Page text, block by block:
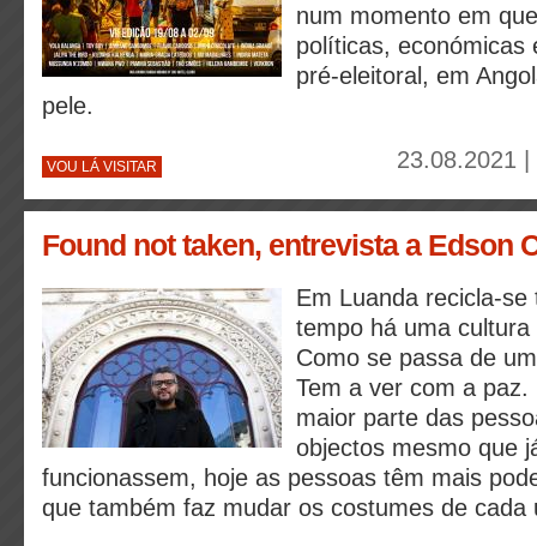
num momento em
políticas, económicas
pré-eleitoral, em
pele.
VOU LÁ VISITAR 23.08.2021
Found not taken, entrevista a Edson
Em Luanda recicla-
tempo há uma
Como se passa de
Tem a ver com a
maior parte das
objectos mesmo que
funcionassem, hoje as pessoas têm mais
que também faz mudar os costumes de cada